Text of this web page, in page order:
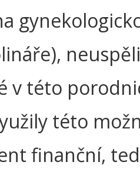
v této
této
finanční,